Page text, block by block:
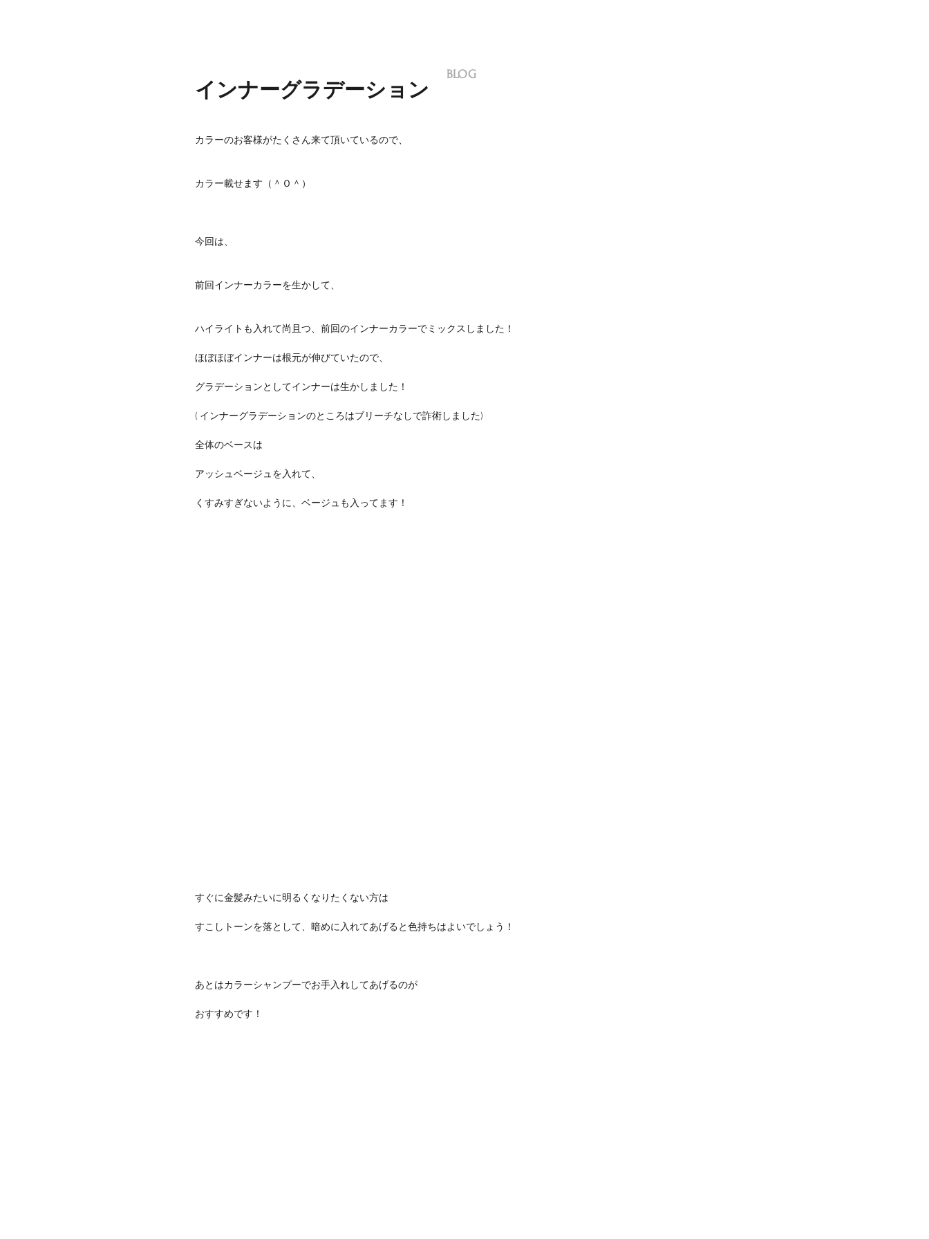
インナーグラデーション
カラーのお客様がたくさん来て頂いているので、
カラー載せます（＾Ｏ＾）
今回は、
前回インナーカラーを生かして、
ハイライトも入れて尚且つ、前回のインナーカラーでミックスしました！
ほぼほぼインナーは根元が伸びていたので、
グラデーションとしてインナーは生かしました！
( インナーグラデーションのところはブリーチなしで詐術しました)
全体のベースは
アッシュベージュを入れて、
くすみすぎないように、ベージュも入ってます！
すぐに金髪みたいに明るくなりたくない方は
すこしトーンを落として、暗めに入れてあげると色持ちはよいでしょう！
あとはカラーシャンプーでお手入れしてあげるのが
おすすめです！
BLOG